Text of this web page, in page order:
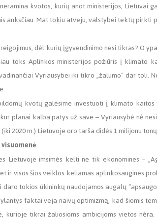
kvotos, kurių anot ministerijos, Lietuvai
anksčiau. Mat tokiu atveju, valstybei tektų pirkti
dėl kurių įgyvendinimo nesi tikras? O
toks Aplinkos ministerijos požiūris į klimato
Vyriausybei iki tikro „žalumo“ dar toli.
kvotų galėsime investuoti į klimato kaitos
planai kalba patys už save – Vyriausybė nė
2020 m.) Lietuvoje oro tarša didės 1 milijonu
Lietuvoje imsimės kelti ne tik ekonomines –
visos šios veiklos keliamas aplinkosaugines
tokios ūkininkų naudojamos augalų
faktai veja naivų optimizmą, kad šiomis
tikrai žaliosioms ambicijoms vietos